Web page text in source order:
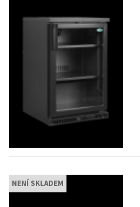
NENÍ SKLADEM